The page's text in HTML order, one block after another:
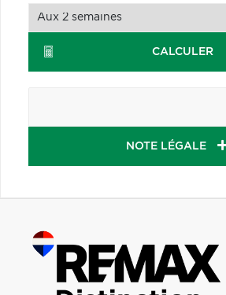
CALCULER
NOTE LÉGALE